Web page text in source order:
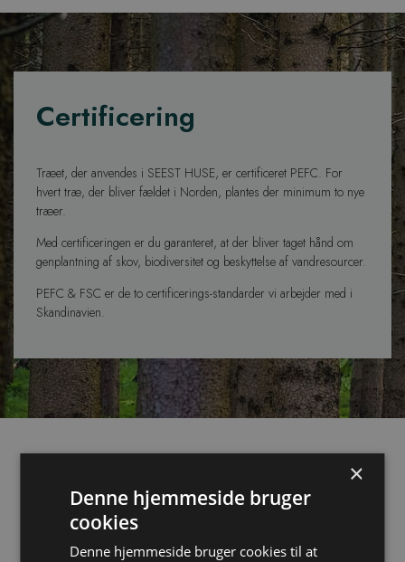
Certificering
Træet, der anvendes i SEEST HUSE, er certificeret PEFC. For
hvert træ, der bliver fældet i Norden, plantes der minimum to nye
træer.
Med certificeringen er du garanteret, at der bliver taget hånd om
genplantning af skov, biodiversitet og beskyttelse af vandresourcer.
PEFC & FSC er de to certificerings-standarder vi arbejder med i
Skandinavien.
Fakta
×
Denne hjemmeside bruger
cookies
Denne hjemmeside bruger cookies til at